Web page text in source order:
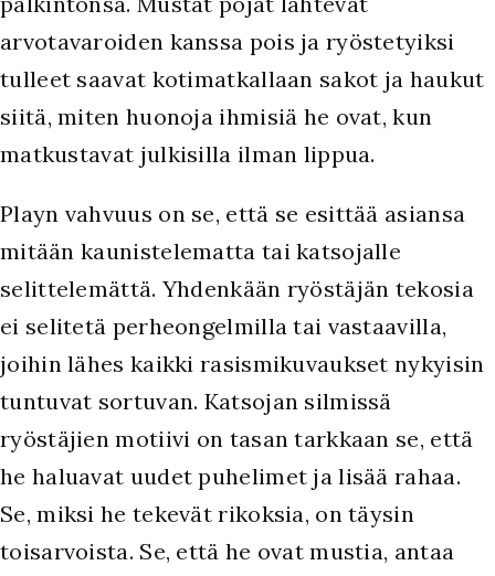
arvotavaroiden kanssa pois ja ryöstetyiksi
tulleet saavat kotimatkallaan sakot ja haukut
siitä, miten huonoja ihmisiä he ovat, kun
matkustavat julkisilla ilman lippua.
Playn vahvuus on se, että se esittää asiansa
mitään kaunistelematta tai katsojalle
selittelemättä. Yhdenkään ryöstäjän tekosia
ei selitetä perheongelmilla tai vastaavilla,
joihin lähes kaikki rasismikuvaukset nykyisin
tuntuvat sortuvan. Katsojan silmissä
ryöstäjien motiivi on tasan tarkkaan se, että
he haluavat uudet puhelimet ja lisää rahaa.
Se, miksi he tekevät rikoksia, on täysin
toisarvoista. Se, että he ovat mustia, antaa